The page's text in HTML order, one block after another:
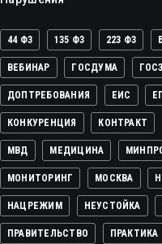
44 ФЗ 135 ФЗ 223 ФЗ
ВЕБИНАР ГОСДУМА
ДОПТРЕБОВАНИЯ ЕИС ЕП
КОНКУРЕНЦИЯ КОНТРАКТ
МВД МЕДИЦИНА
МОНИТОРИНГ МОСКВА
НАЦРЕЖИМ НЕУСТОЙКА
ПРАВИТЕЛЬСТВО ПРАКТИКА